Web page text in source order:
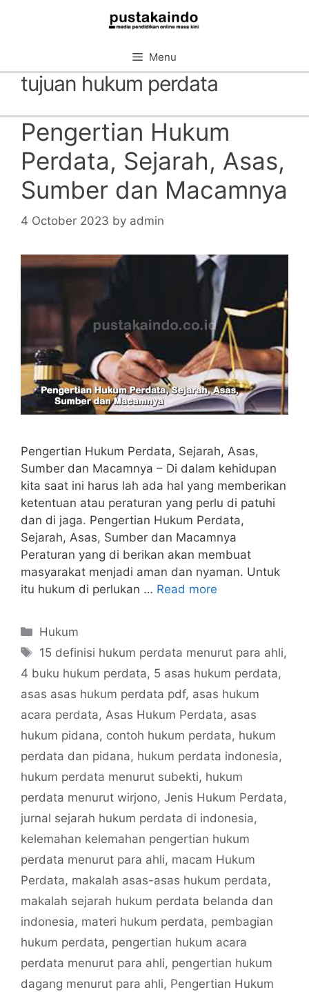
Menu
tujuan hukum perdata
Pengertian Hukum
Perdata, Sejarah, Asas,
Sumber dan Macamnya
4 October 2023 by admin
Pengertian Hukum Perdata, Sejarah, Asas,
Sumber dan Macamnya – Di dalam kehidupan
kita saat ini harus lah ada hal yang memberikan
ketentuan atau peraturan yang perlu di patuhi
dan di jaga. Pengertian Hukum Perdata,
Sejarah, Asas, Sumber dan Macamnya
Peraturan yang di berikan akan membuat
masyarakat menjadi aman dan nyaman. Untuk
itu hukum di perlukan … Read more
Categories
Hukum
Tags
15 definisi hukum perdata menurut para ahli,
4 buku hukum perdata, 5 asas hukum perdata,
asas asas hukum perdata pdf, asas hukum
acara perdata, Asas Hukum Perdata, asas
hukum pidana, contoh hukum perdata, hukum
perdata dan pidana, hukum perdata indonesia,
hukum perdata menurut subekti, hukum
perdata menurut wirjono, Jenis Hukum Perdata,
jurnal sejarah hukum perdata di indonesia,
kelemahan kelemahan pengertian hukum
perdata menurut para ahli, macam Hukum
Perdata, makalah asas-asas hukum perdata,
makalah sejarah hukum perdata belanda dan
indonesia, materi hukum perdata, pembagian
hukum perdata, pengertian hukum acara
perdata menurut para ahli, pengertian hukum
dagang menurut para ahli, Pengertian Hukum